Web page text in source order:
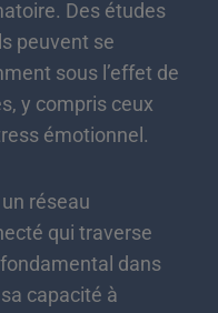
Des études
peuvent se
sous l’effet de
y compris ceux
émotionnel.
réseau
qui traverse
dans
capacité à